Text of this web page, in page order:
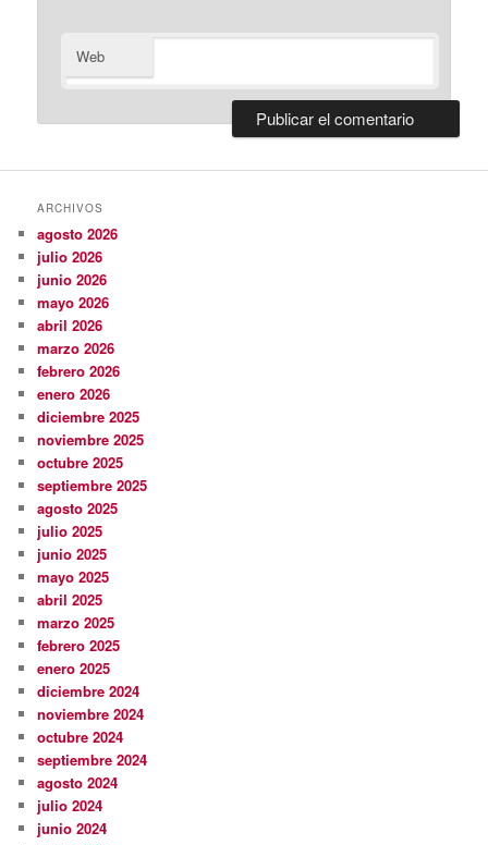
Web
ARCHIVOS
agosto 2026
julio 2026
junio 2026
mayo 2026
abril 2026
marzo 2026
febrero 2026
enero 2026
diciembre 2025
noviembre 2025
octubre 2025
septiembre 2025
agosto 2025
julio 2025
junio 2025
mayo 2025
abril 2025
marzo 2025
febrero 2025
enero 2025
diciembre 2024
noviembre 2024
octubre 2024
septiembre 2024
agosto 2024
julio 2024
junio 2024